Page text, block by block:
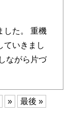
した。 重機
ていきまし
ながら片づ
» 最後 »